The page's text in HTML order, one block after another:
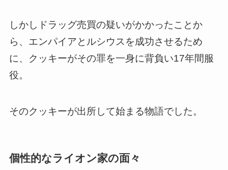
しかしドラッグ売買の疑いがかかったことか
ら、 エンパイアとルシウスを成功させるため
に、クッキーがその罪を一身に背負い17年間服
役。
そのクッキーが出所して始まる物語でした。
個性的なライオン家の面々